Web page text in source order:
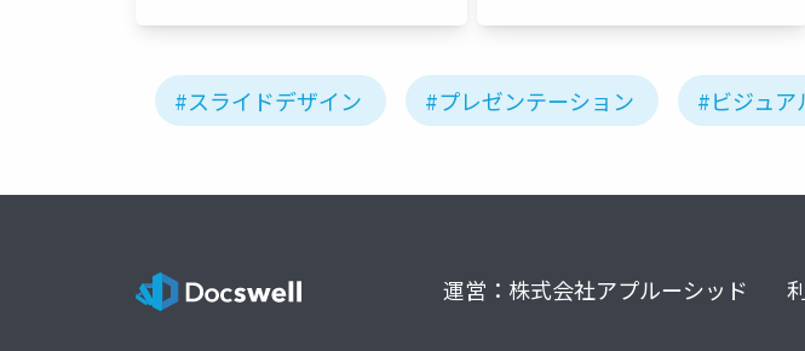
#スライドデザイン #プレゼンテーション #ビジュア
運営：株式会社アプルーシッド